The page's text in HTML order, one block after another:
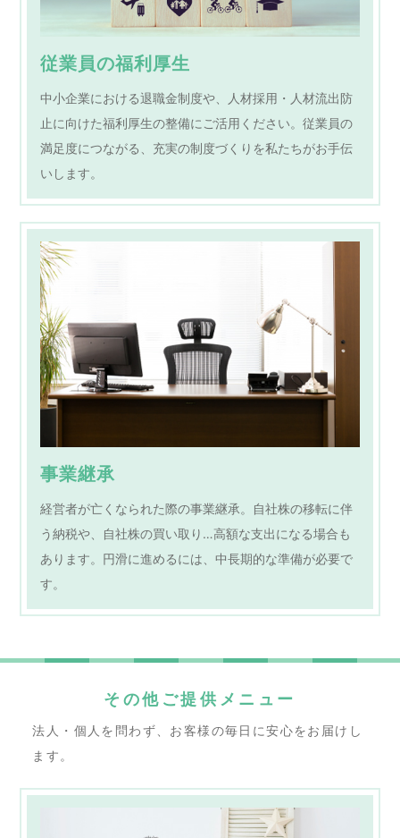
従業員の福利厚生
中小企業における退職金制度や、人材採用・人材流出防
止に向けた福利厚生の整備にご活用ください。従業員の
満足度につながる、充実の制度づくりを私たちがお手伝
いします。
事業継承
経営者が亡くなられた際の事業継承。自社株の移転に伴
う納税や、自社株の買い取り…高額な支出になる場合も
あります。円滑に進めるには、中長期的な準備が必要で
す。
その他ご提供メニュー
法人・個人を問わず、お客様の毎日に安心をお届けし
ます。